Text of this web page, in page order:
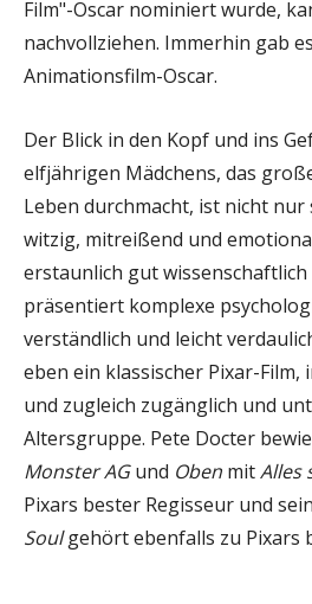
Film"-Oscar nominiert wurde,
nachvollziehen. Immerhin gab
Animationsfilm-Oscar.
Der Blick in den Kopf und ins
elfjährigen Mädchens, das
Leben durchmacht, ist nicht
witzig, mitreißend und
erstaunlich gut
präsentiert komplexe
verständlich und leicht
eben ein klassischer Pixar-
und zugleich zugänglich und
Altersgruppe. Pete Docter
Monster AGund Oben mitAlles
Pixars bester Regisseur und
Soulgehört ebenfalls zu Pixars